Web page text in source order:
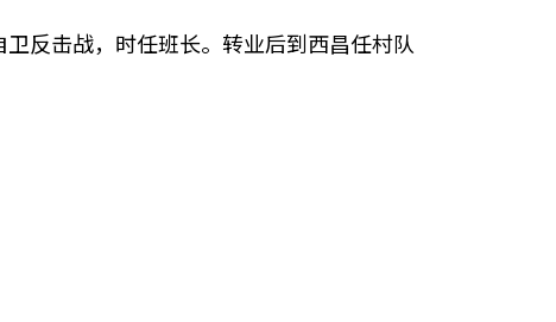
反击战，时任班长。转业后到西昌任村队